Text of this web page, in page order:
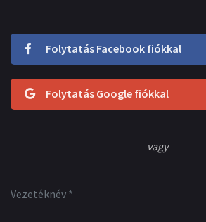
Folytatás Facebook fiókkal
Folytatás Google fiókkal
vagy